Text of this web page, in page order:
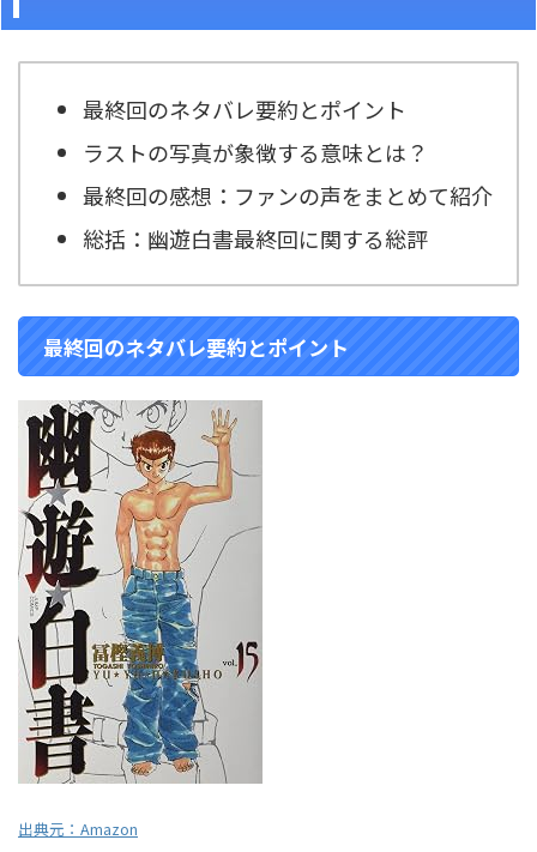
最終回のネタバレ要約とポイント
ラストの写真が象徴する意味とは？
最終回の感想：ファンの声をまとめて紹介
総括：幽遊白書最終回に関する総評
最終回のネタバレ要約とポイント
出典元：Amazon